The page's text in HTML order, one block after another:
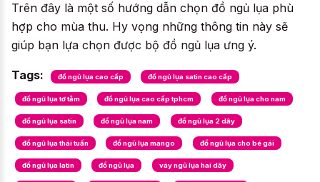
Trên đây là một số hướng dẫn chọn đồ ngủ lụa phù
hợp cho mùa thu. Hy vọng những thông tin này sẽ
giúp bạn lựa chọn được bộ đồ ngủ lụa ưng ý.
Tags: đồ ngủ lụa cao cấp đồ ngủ lụa satin cao cấp
đồ ngủ lụa tơ tằm đồ ngủ lụa cao cấp tphcm đồ ngủ lụa cho nam
đồ ngủ lụa satin đồ ngủ lụa nam đồ ngủ lụa 2 dây
đồ ngủ lụa thái tuấn đồ ngủ lụa mango đồ ngủ lụa cho bé gái
đồ ngủ lụa latin đồ ngủ lụa váy ngủ lụa hai dây